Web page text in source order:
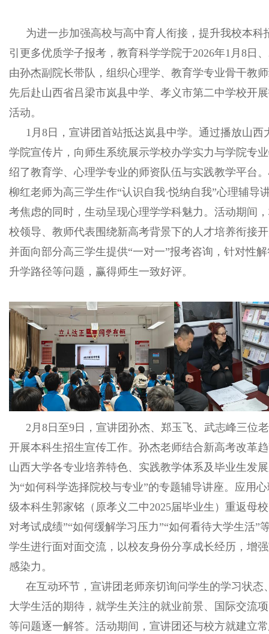
为进一步加强高校与高中育人衔接，提升我校本科
引更多优质学子报考，教育科学学院于2026年1月8日
由孙杰副院长带队，组织心理学、教育学专业骨干教
先后赴山西省吕梁市岚县中学、孝义市第二中学校开
活动。
1月8日，宣讲团首站抵达岚县中学。通过播放山西
学院宣传片，向师生系统展示学校办学实力与学院专
绍了教育学、心理学专业的师资队伍与实践教学平台
柳红老师为高三学生作“认识自我·悦纳自我”心理辅导
考焦虑的同时，生动呈现心理学学科魅力。活动期间
校领导、教师代表围绕新高考背景下的人才培养衔接
并面向部分高三学生提供“一对一”报考咨询，针对性
升学路径等问题，赢得师生一致好评。
2月8日至9日，宣讲团孙杰、郑玉飞、武志峰三位
开展本科生招生宣传工作。孙杰老师结合新高考改革
山西大学各专业培养特色、实践教学体系及毕业生发
为“如何科学选择院校与专业”的专题辅导讲座。应用
级本科生郭家铭（原孝义二中2025届毕业生）重返母
对考试成绩”“如何缓解学习压力”“如何看待大学生活”
学生进行面对面交流，以校友身份分享成长经历，增
感染力。
在互动环节，宣讲团老师亲切询问学生的学习状态
大学生活的期待，就学生关注的就业前景、国际交流
等问题逐一解答。活动期间，宣讲团还与校方就建立